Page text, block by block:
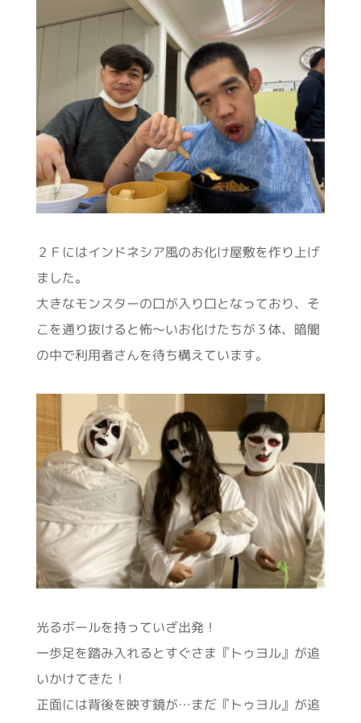
２Ｆにはインドネシア風のお化け屋敷を作り上げ
ました。
大きなモンスターの口が入り口となっており、そ
こを通り抜けると怖〜いお化けたちが３体、暗闇
の中で利用者さんを待ち構えています。
光るボールを持っていざ出発！
一歩足を踏み入れるとすぐさま『トゥヨル』が追
いかけてきた！
正面には背後を映す鏡が…まだ『トゥヨル』が追